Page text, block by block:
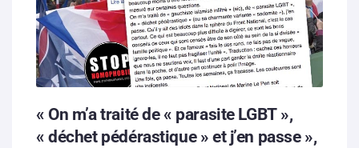
Hébergement solidaire
« On m’a traité de « parasite LGBT »,
« déchet pédérastique » et j’en passe »,